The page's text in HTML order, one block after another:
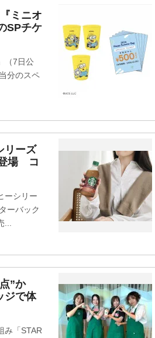
ミニオ
SPチケ
（7日公
分のスペ
リーズ
登場 コ
ーシリー
ーバック
...
”か
ジで体
み「STAR